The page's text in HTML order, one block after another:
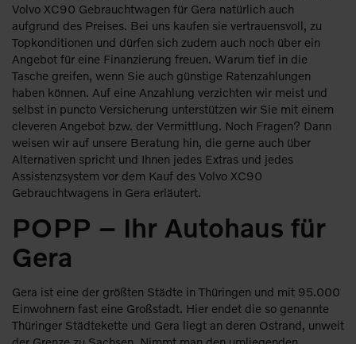
Volvo XC90 Gebrauchtwagen für Gera natürlich auch
aufgrund des Preises. Bei uns kaufen sie vertrauensvoll, zu
Topkonditionen und dürfen sich zudem auch noch über ein
Angebot für eine Finanzierung freuen. Warum tief in die
Tasche greifen, wenn Sie auch günstige Ratenzahlungen
haben können. Auf eine Anzahlung verzichten wir meist und
selbst in puncto Versicherung unterstützen wir Sie mit einem
cleveren Angebot bzw. der Vermittlung. Noch Fragen? Dann
weisen wir auf unsere Beratung hin, die gerne auch über
Alternativen spricht und Ihnen jedes Extras und jedes
Assistenzsystem vor dem Kauf des Volvo XC90
Gebrauchtwagens in Gera erläutert.
POPP – Ihr Autohaus für
Gera
Gera ist eine der größten Städte in Thüringen und mit 95.000
Einwohnern fast eine Großstadt. Hier endet die so genannte
Thüringer Städtekette und Gera liegt an deren Ostrand, unweit